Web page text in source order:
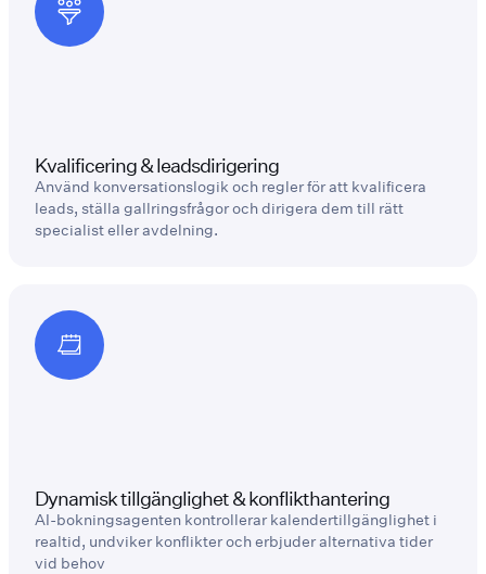
Kvalificering & leadsdirigering
Använd konversationslogik och regler för att kvalificera
leads, ställa gallringsfrågor och dirigera dem till rätt
specialist eller avdelning.
Dynamisk tillgänglighet & konflikthantering
AI-bokningsagenten kontrollerar kalendertillgänglighet i
realtid, undviker konflikter och erbjuder alternativa tider
vid behov